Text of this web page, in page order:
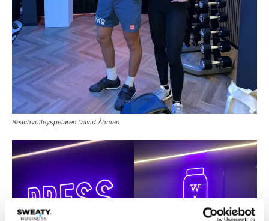
Beachvolleyspelaren David Åhman